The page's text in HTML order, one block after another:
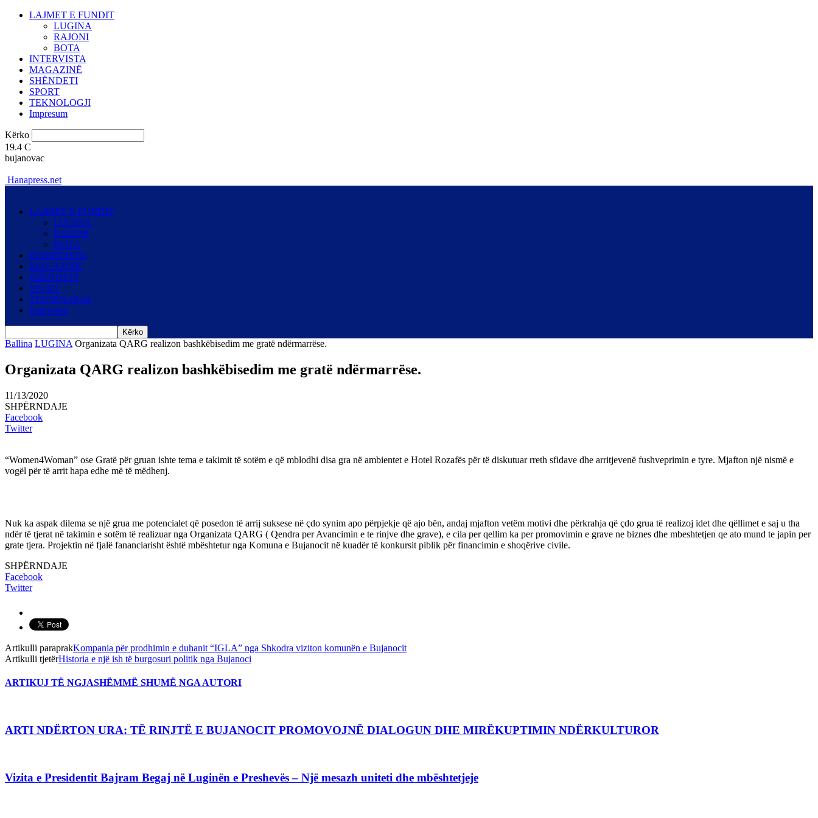
LAJMET E FUNDIT
LUGINA
RAJONI
BOTA
INTERVISTA
MAGAZINË
SHËNDETI
SPORT
TEKNOLOGJI
Impresum
Kërko
19.4 C
bujanovac
Hanapress.net
LAJMET E FUNDIT
LUGINA
RAJONI
BOTA
INTERVISTA
MAGAZINË
SHËNDETI
SPORT
TEKNOLOGJI
Impresum
Ballina LUGINA Organizata QARG realizon bashkëbisedim me gratë ndërmarrëse.
Organizata QARG realizon bashkëbisedim me gratë ndërmarrëse.
11/13/2020
SHPËRNDAJE
Facebook
Twitter
“Women4Woman” ose Gratë për gruan ishte tema e takimit të sotëm e që mblodhi disa gra në ambientet e Hotel Rozafës për të diskutuar rreth sfidave dhe arritjevenë fushveprimin e tyre. Mjafton një nismë e
vogël për të arrit hapa edhe më të mëdhenj.
Nuk ka aspak dilema se një grua me potencialet që posedon të arrij suksese në çdo synim apo përpjekje që ajo bën, andaj mjafton vetëm motivi dhe përkrahja që çdo grua të realizoj idet dhe qëllimet e saj u tha
ndër të tjerat në takimin e sotëm të realizuar nga Organizata QARG ( Qendra per Avancimin e te rinjve dhe grave), e cila per qellim ka per promovimin e grave ne biznes dhe mbeshtetjen qe ato mund te japin per
grate tjera. Projektin në fjalë fananciarisht është mbështetur nga Komuna e Bujanocit në kuadër të konkursit piblik për financimin e shoqërive civile.
SHPËRNDAJE
Facebook
Twitter
Artikulli paraprakKompania për prodhimin e duhanit “IGLA” nga Shkodra viziton komunën e Bujanocit
Artikulli tjetërHistoria e një ish të burgosuri politik nga Bujanoci
ARTIKUJ TË NGJASHËMMË SHUMË NGA AUTORI
ARTI NDËRTON URA: TË RINJTË E BUJANOCIT PROMOVOJNË DIALOGUN DHE MIRËKUPTIMIN NDËRKULTUROR
Vizita e Presidentit Bajram Begaj në Luginën e Preshevës – Një mesazh uniteti dhe mbështetjeje